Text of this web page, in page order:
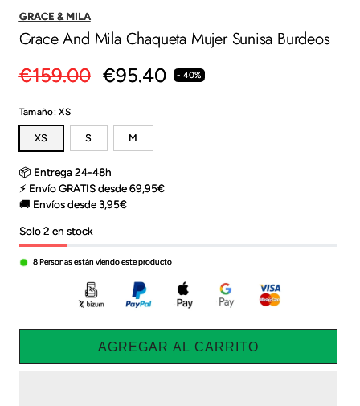
GRACE & MILA
Grace And Mila Chaqueta Mujer Sunisa Burdeos
Precio
habitual
€159.00 Precio
oferta
€95.40 - 40%
Tamaño:XS
XS S M
📦 Entrega 24-48h
⚡ Envío GRATIS desde 69,95€
🚚 Envíos desde 3,95€
Solo 2 en stock
8Personas están viendo este producto
AGREGAR AL CARRITO